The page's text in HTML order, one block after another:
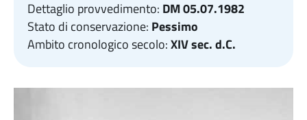
Dettaglio provvedimento: DM 05.07.1982
Stato di conservazione: Pessimo
Ambito cronologico secolo:XIV sec. d.C.